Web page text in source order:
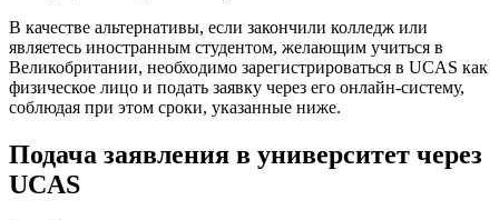
В качестве альтернативы, если закончили колледж или
являетесь иностранным студентом, желающим учиться в
Великобритании, необходимо зарегистрироваться в UCAS как
физическое лицо и подать заявку через его онлайн-систему,
соблюдая при этом сроки, указанные ниже.
Подача заявления в университет через
UCAS